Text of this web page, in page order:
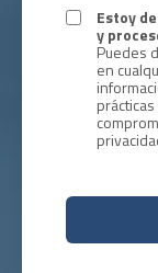
Estoy
y
Puedes
en